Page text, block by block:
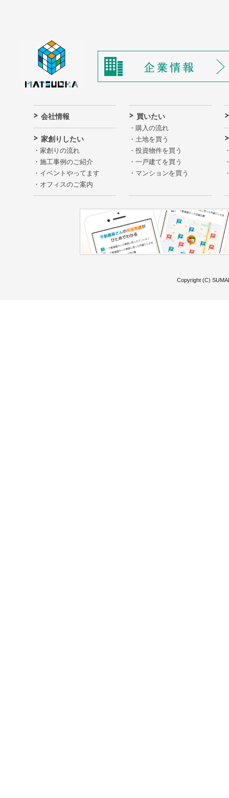
会社情報
家創りしたい
家創りの流れ
施工事例のご紹介
イベントやってます
オフィスのご案内
買いたい
購入の流れ
土地を買う
投資物件を買う
一戸建てを買う
マンションを買う
Copyright (C)